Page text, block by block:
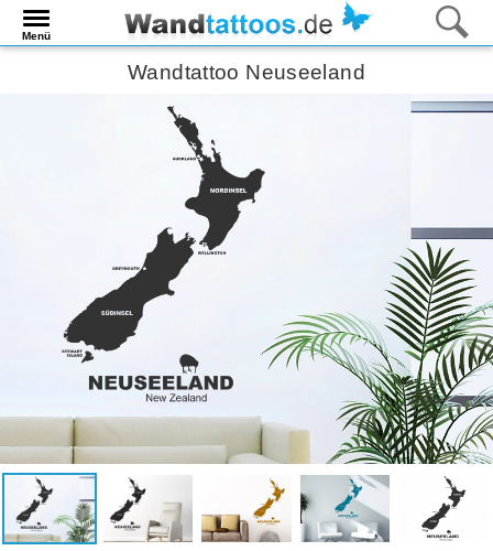
Menü
Wandtattoo Neuseeland